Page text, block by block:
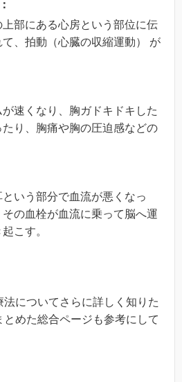
部にある心房という部位に伝
、拍動（心臓の収縮運動） が
速くなり、胸ガドキドキした
り、胸痛や胸の圧迫感などの
いう部分で血流が悪くなっ
の血栓が血流に乗って脳へ運
こす。
についてさらに詳しく知りた
めた総合ページも参考にして